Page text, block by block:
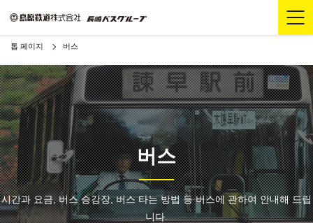
톱 페이지 버스
버스
시간과 요금, 버스 승강장, 버스 타는 방법 등 버스에 관하여 안내해 드립
니다.